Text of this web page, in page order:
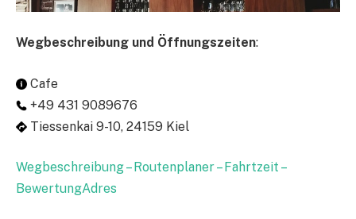
Wegbeschreibung und Öffnungszeiten:
Cafe
+49 431 9089676
Tiessenkai 9-10, 24159 Kiel
Wegbeschreibung – Routenplaner – Fahrtzeit –
BewertungAdres